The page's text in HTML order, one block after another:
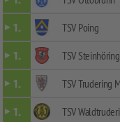
1.
TSV Poing
1.
TSV Steinhöring
1.
TSV Trudering
1.
TSV